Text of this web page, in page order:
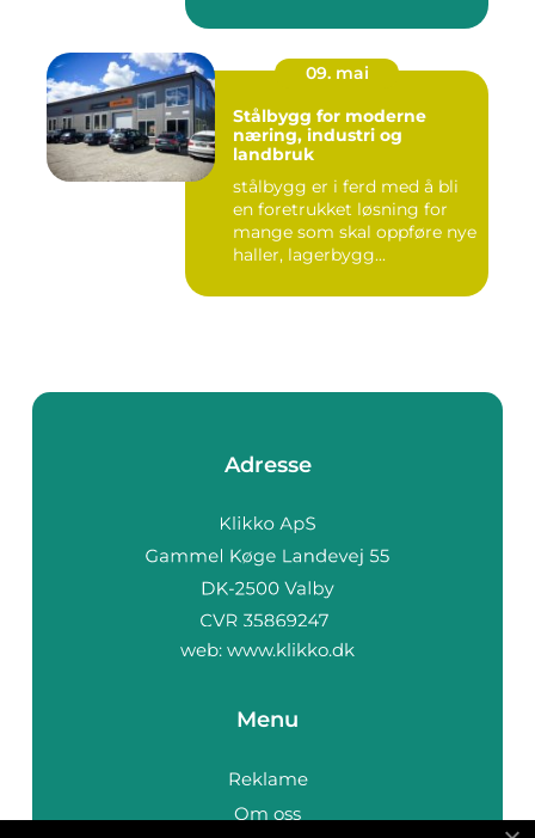
09. mai
Stålbygg for moderne
næring, industri og
landbruk
stålbygg er i ferd med å bli
en foretrukket løsning for
mange som skal oppføre nye
haller, lagerbygg...
Adresse
web: www.klikko.dk
Menu
Reklame
Om oss